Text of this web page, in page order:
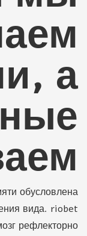
а
обусловлена
вида. riobet
рефлекторно